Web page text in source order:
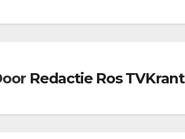
Redactie Ros TVKrant